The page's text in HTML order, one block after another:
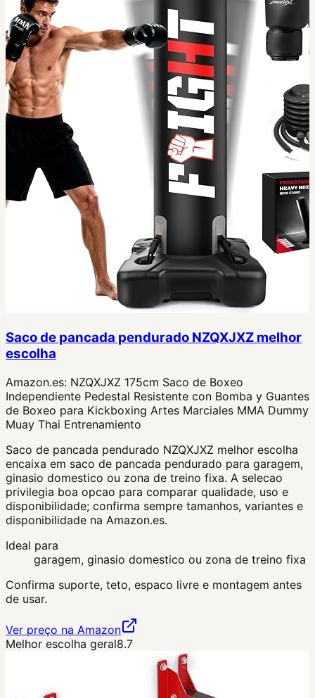
Saco de pancada pendurado NZQXJXZ melhor
escolha
Amazon.es: NZQXJXZ 175cm Saco de Boxeo
Independiente Pedestal Resistente con Bomba y Guantes
de Boxeo para Kickboxing Artes Marciales MMA Dummy
Muay Thai Entrenamiento
Saco de pancada pendurado NZQXJXZ melhor escolha
encaixa em saco de pancada pendurado para garagem,
ginasio domestico ou zona de treino fixa. A selecao
privilegia boa opcao para comparar qualidade, uso e
disponibilidade; confirma sempre tamanhos, variantes e
disponibilidade na Amazon.es.
Ideal para
garagem, ginasio domestico ou zona de treino fixa
Confirma suporte, teto, espaco livre e montagem antes
de usar.
Ver preço na Amazon
Melhor escolha geral8.7